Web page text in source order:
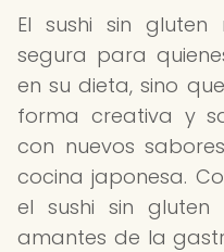
El sushi sin
segura para
en su dieta, sino
forma creativa y
con nuevos
cocina japonesa.
el sushi sin
amantes de la